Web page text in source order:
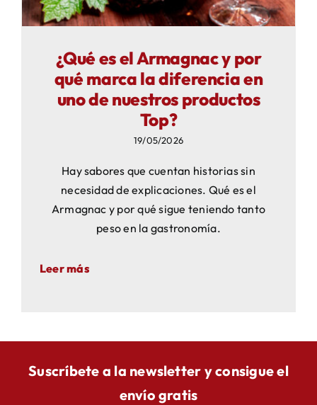
¿Qué es el Armagnac y por
qué marca la diferencia en
uno de nuestros productos
Top?
19/05/2026
Hay sabores que cuentan historias sin
necesidad de explicaciones. Qué es el
Armagnac y por qué sigue teniendo tanto
peso en la gastronomía.
Leer más
Suscríbete a la newsletter y consigue el
envío gratis